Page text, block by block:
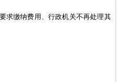
缴纳费用、行政机关不再处理其